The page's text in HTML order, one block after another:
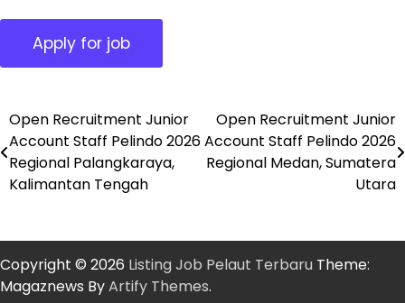
Post
navigation
Open Recruitment Junior
Account Staff Pelindo 2026
Regional Palangkaraya,
Kalimantan Tengah
Open Recruitment Junior
Account Staff Pelindo 2026
Regional Medan, Sumatera
Utara
Copyright © 2026 Listing Job Pelaut Terbaru Theme:
Magaznews ByArtify Themes.